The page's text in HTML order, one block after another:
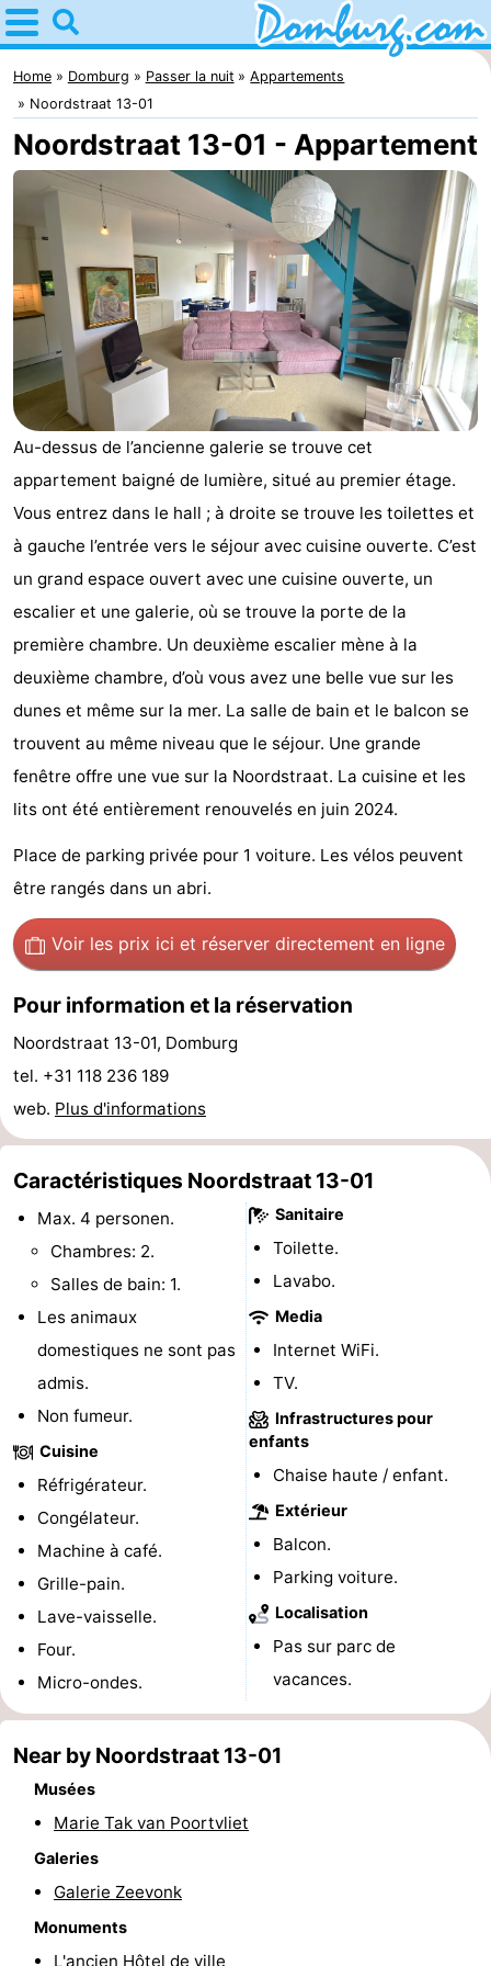
Home
Domburg
Astuces
Avec
les
enfants
Webcam
Webcam
Webcam
Plage
Passer
la
Appartements
Park
Loverendale
-
Résidence
Wijngaerde
Campings
Chambre
d'hôtes
Chaumières
-
Buitenhof
Domburg
-
Hof
Domburg
-
Westhove
Hôtels
Last
minutes
Plages
Voir
faire
d'intérêt
-
Monuments
Moulins
Phares
Points
vue
Attractions
Terrains
jeux
-
Aires
de
intérieures
Bowling
-
de
golf
de
être
Villages
villes
Visites
guidées
Sports
Piscines
Home Domburg Passer la nuit
Appartements
Noordstraat 13-01
Noordstraat 13-01 - Appartement
Au-dessus de l’ancienne galerie se trouve cet
appartement baigné de lumière, situé au premier étage.
Vous entrez dans le hall ; à droite se trouve les toilettes et
à gauche l’entrée vers le séjour avec cuisine ouverte. C’est
un grand espace ouvert avec une cuisine ouverte, un
escalier et une galerie, où se trouve la porte de la
première chambre. Un deuxième escalier mène à la
deuxième chambre, d’où vous avez une belle vue sur les
dunes et même sur la mer. La salle de bain et le balcon se
trouvent au même niveau que le séjour. Une grande
fenêtre offre une vue sur la Noordstraat. La cuisine et les
lits ont été entièrement renouvelés en juin 2024.
Place de parking privée pour 1 voiture. Les vélos peuvent
être rangés dans un abri.
Voir les prix ici et réserver directement en ligne
Pour information et la réservation
Noordstraat 13-01, Domburg
tel. +31 118 236 189
web. Plus d'informations
Caractéristiques Noordstraat 13-01
Max. 4 personen.
Chambres: 2.
Salles de bain: 1.
Les animaux
domestiques ne sont pas
admis.
Non fumeur.
Cuisine
Réfrigérateur.
Congélateur.
Machine à café.
Grille-pain.
Lave-vaisselle.
Four.
Micro-ondes.
Sanitaire
Toilette.
Lavabo.
Media
Internet WiFi.
TV.
Infrastructures pour
enfants
Chaise haute / enfant.
Extérieur
Balcon.
Parking voiture.
Localisation
Pas sur parc de
vacances.
Near by Noordstraat 13-01
Musées
Marie Tak van Poortvliet
Galeries
Galerie Zeevonk
Monuments
L'ancien Hôtel de ville